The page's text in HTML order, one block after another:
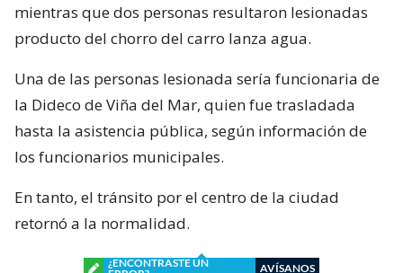
mientras que dos personas resultaron lesionadas
producto del chorro del carro lanza agua.
Una de las personas lesionada sería funcionaria de
la Dideco de Viña del Mar, quien fue trasladada
hasta la asistencia pública, según información de
los funcionarios municipales.
En tanto, el tránsito por el centro de la ciudad
retornó a la normalidad.
¿ENCONTRASTE UN
AVÍSANOS